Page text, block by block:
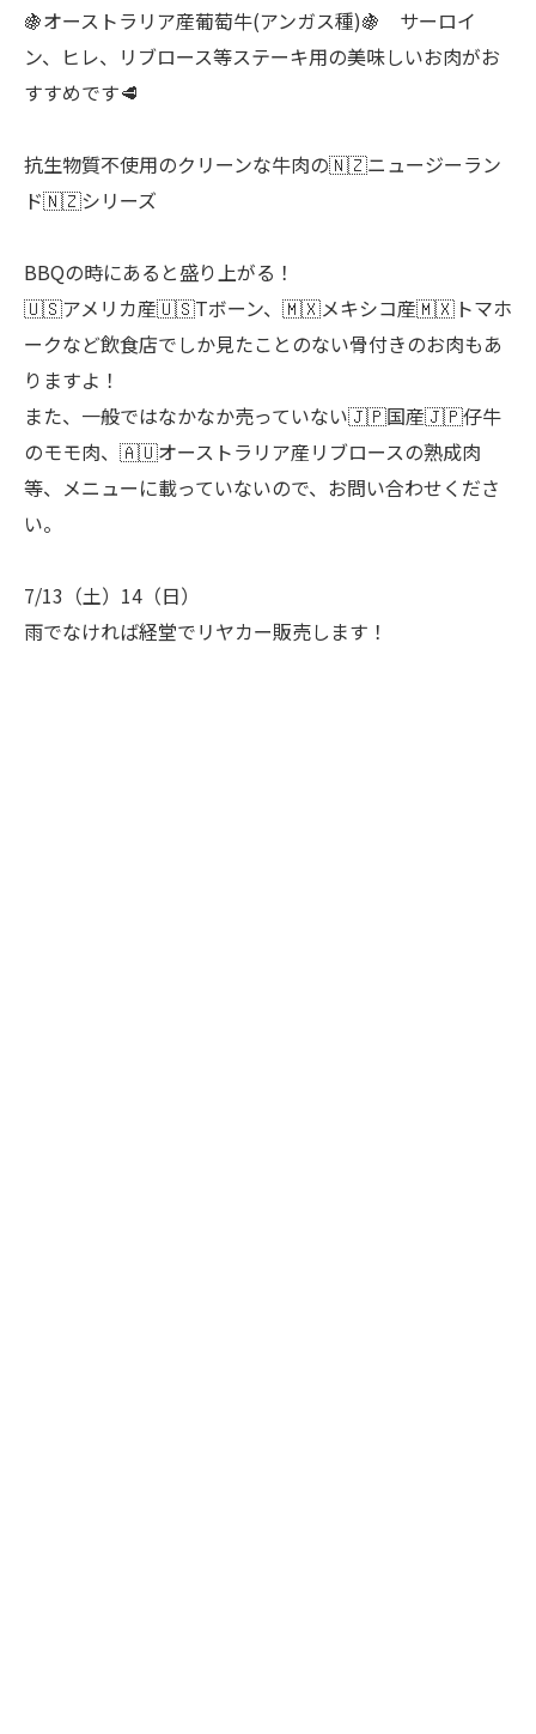
🍇オーストラリア産葡萄牛(アンガス種)🍇 サーロイ
ン、ヒレ、リブロース等ステーキ用の美味しいお肉がお
すすめです🥩
抗生物質不使用のクリーンな牛肉の🇳🇿ニュージーラン
ド🇳🇿シリーズ
BBQの時にあると盛り上がる！
🇺🇸アメリカ産🇺🇸Tボーン、🇲🇽メキシコ産🇲🇽トマホ
ークなど飲食店でしか見たことのない骨付きのお肉もあ
りますよ！
また、一般ではなかなか売っていない🇯🇵国産🇯🇵仔牛
のモモ肉、🇦🇺オーストラリア産リブロースの熟成肉
等、メニューに載っていないので、お問い合わせくださ
い。
7/13（土）14（日）
雨でなければ経堂でリヤカー販売します！